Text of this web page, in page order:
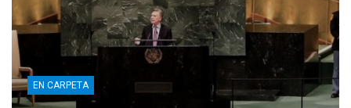
EN CARPETA